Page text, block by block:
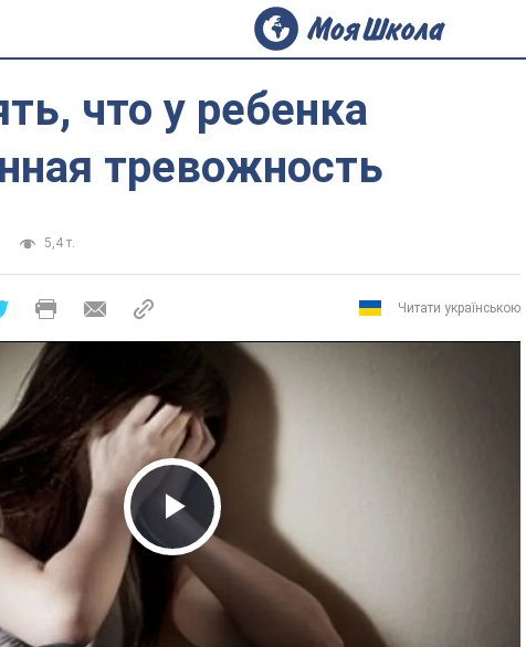
что у ребенка
тревожность
5,4 т.
Читати українською
Play Video